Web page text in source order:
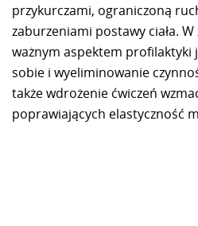
przykurczami, ograniczoną
zaburzeniami postawy ciała.
ważnym aspektem profilaktyki
sobie i wyeliminowanie
także wdrożenie ćwiczeń
poprawiających elastyczność